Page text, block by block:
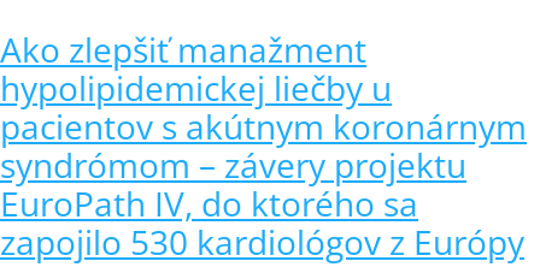
Ako zlepšiť manažment
hypolipidemickej liečby u
pacientov s akútnym koronárnym
syndrómom – závery projektu
EuroPath IV, do ktorého sa
zapojilo 530 kardiológov z Európy